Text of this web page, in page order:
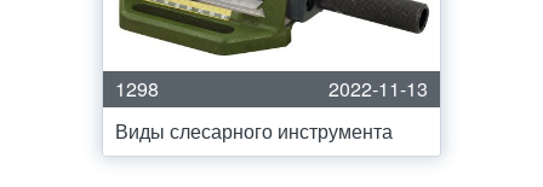
1298
2022-11-13
Виды слесарного инструмента